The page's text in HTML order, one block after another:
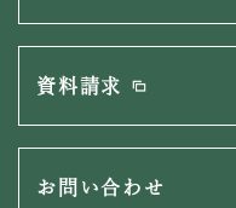
資料請求
お問い合わせ